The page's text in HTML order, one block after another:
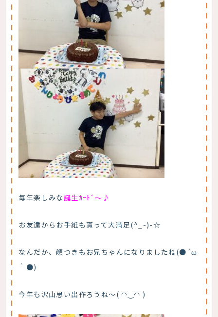
毎年楽しみな誕生ｶｰﾄﾞ～♪
お友達からお手紙も貰って大満足(^_-)-☆
なんだか、顔つきもお兄ちゃんになりましたね(●´ω
｀●)
今年も沢山思い出作ろうね～( ◠‿◠ )